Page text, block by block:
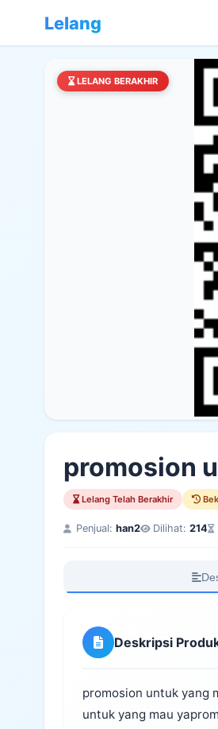
Lelang
LELANG BERAKHIR
promosion
Lelang Telah Berakhir
Penjual: han2 Dilihat: 214
Deskripsi
promosion untuk yang
untuk yang mau